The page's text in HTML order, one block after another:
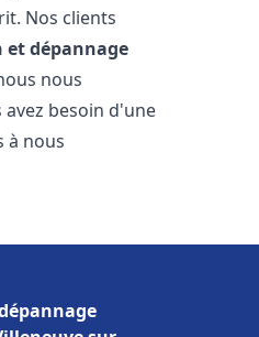
Nos clients
dépannage
nous
besoin d'une
à nous